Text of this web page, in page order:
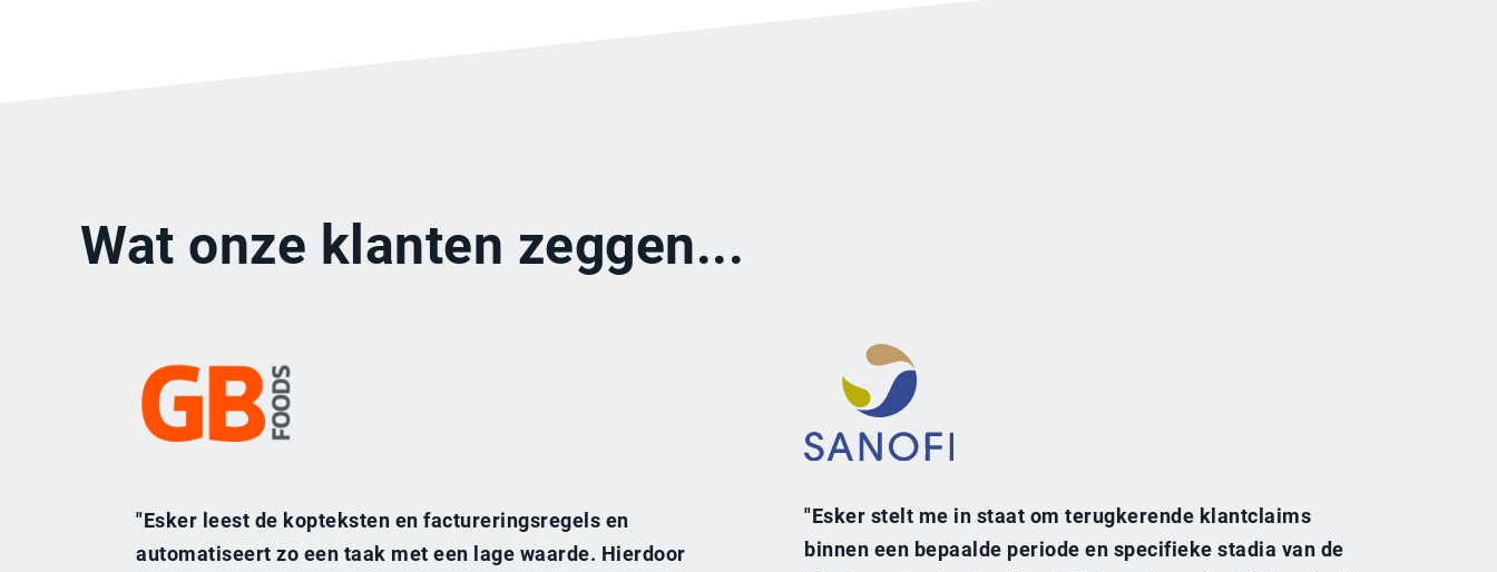
Wat onze klanten zeggen...
"Esker leest de kopteksten en factureringsregels en
automatiseert zo een taak met een lage waarde. Hierdoor
"Esker stelt me in staat om terugkerende klantclaims
binnen een bepaalde periode en specifieke stadia van de